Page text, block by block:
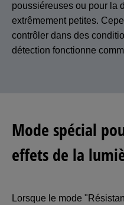
poussiéreuses ou pour la
extrêmement petites.
contrôler dans des
détection fonctionne
Mode spécial
effets de la
Lorsque le mode